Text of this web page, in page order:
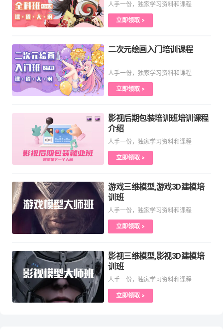
人手一份，独家学习资料和课程
立即领取 >
二次元绘画入门培训课程
人手一份，独家学习资料和课程
立即领取 >
影视后期包装培训班培训课程
介绍
人手一份，独家学习资料和课程
立即领取 >
游戏三维模型,游戏3D建模培
训班
人手一份，独家学习资料和课程
立即领取 >
影视三维模型,影视3D建模培
训班
人手一份，独家学习资料和课程
立即领取 >